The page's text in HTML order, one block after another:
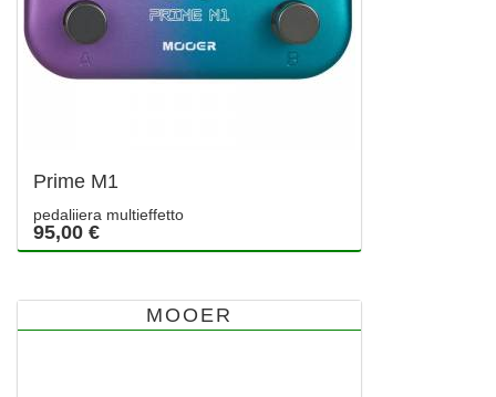
Prime M1
pedaliiera multieffetto
95,00 €
MOOER